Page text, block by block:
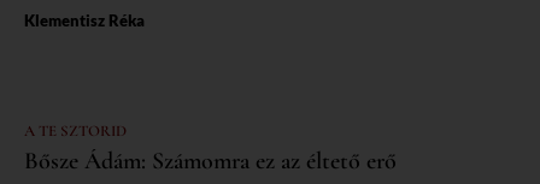
Klementisz Réka
A TE SZTORID
Bősze Ádám: Számomra ez az éltető erő